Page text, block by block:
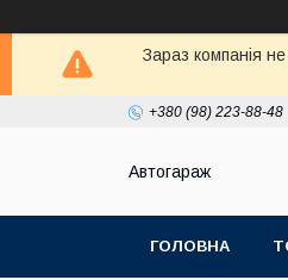
Зараз компанія
+380 (98) 223-88-48
Автогараж
ГОЛОВНА